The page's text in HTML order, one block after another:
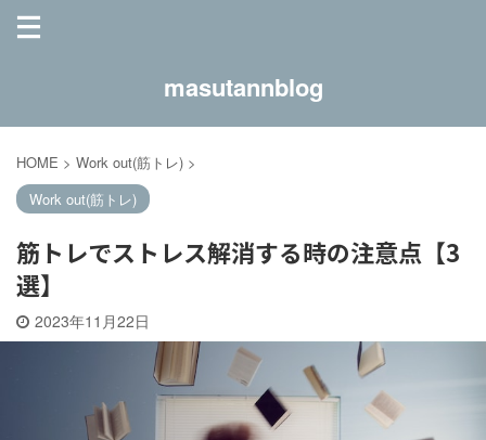
masutannblog
HOME > Work out(筋トレ) >
Work out(筋トレ)
筋トレでストレス解消する時の注意点【3
選】
2023年11月22日